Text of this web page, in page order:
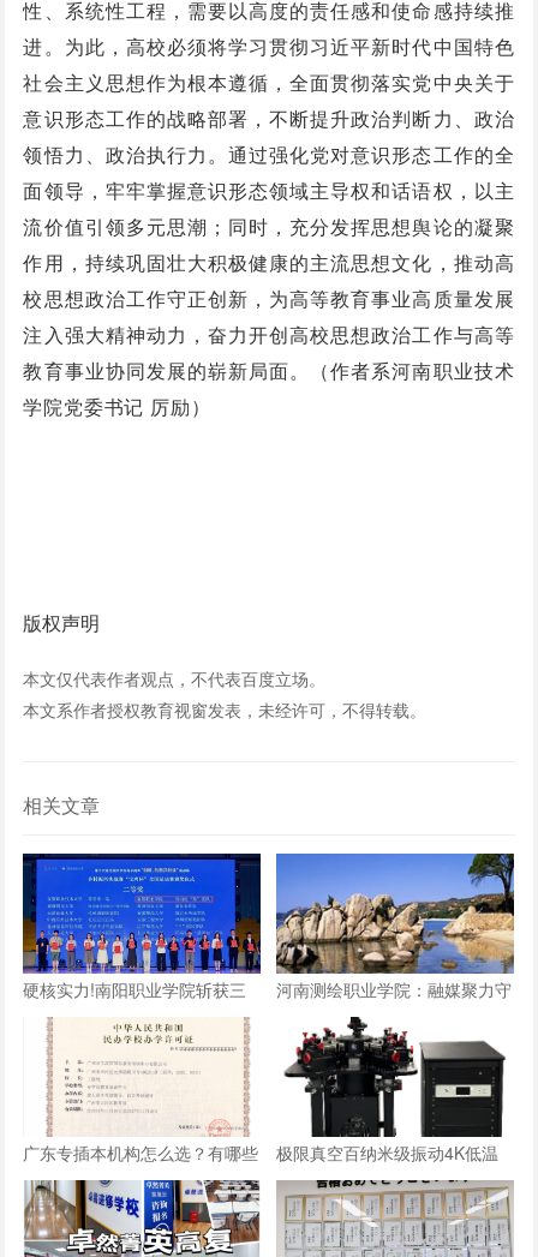
性、系统性工程，需要以高度的责任感和使命感持续推
进。为此，高校必须将学习贯彻习近平新时代中国特色
社会主义思想作为根本遵循，全面贯彻落实党中央关于
意识形态工作的战略部署，不断提升政治判断力、政治
领悟力、政治执行力。通过强化党对意识形态工作的全
面领导，牢牢掌握意识形态领域主导权和话语权，以主
流价值引领多元思潮；同时，充分发挥思想舆论的凝聚
作用，持续巩固壮大积极健康的主流思想文化，推动高
校思想政治工作守正创新，为高等教育事业高质量发展
注入强大精神动力，奋力开创高校思想政治工作与高等
教育事业协同发展的崭新局面。（作者系河南职业技术
学院党委书记 厉励）
版权声明
本文仅代表作者观点，不代表百度立场。
本文系作者授权教育视窗发表，未经许可，不得转载。
相关文章
硬核实力!南阳职业学院斩获三
创赛乡村振兴实战赛全国二等奖
河南测绘职业学院：融媒聚力守
阵地 数字赋能育新人
广东专插本机构怎么选？有哪些
参考标准？
极限真空百纳米级振动4K低温
探针台：国产设备方案